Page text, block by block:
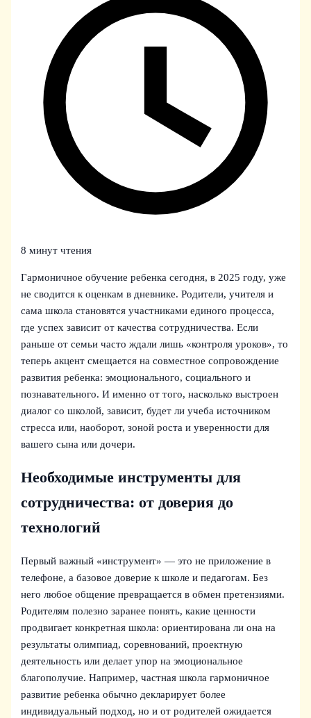
8 минут чтения
Гармоничное обучение ребенка сегодня, в 2025 году, уже
не сводится к оценкам в дневнике. Родители, учителя и
сама школа становятся участниками единого процесса,
где успех зависит от качества сотрудничества. Если
раньше от семьи часто ждали лишь «контроля уроков», то
теперь акцент смещается на совместное сопровождение
развития ребенка: эмоционального, социального и
познавательного. И именно от того, насколько выстроен
диалог со школой, зависит, будет ли учеба источником
стресса или, наоборот, зоной роста и уверенности для
вашего сына или дочери.
Необходимые инструменты для
сотрудничества: от доверия до
технологий
Первый важный «инструмент» — это не приложение в
телефоне, а базовое доверие к школе и педагогам. Без
него любое общение превращается в обмен претензиями.
Родителям полезно заранее понять, какие ценности
продвигает конкретная школа: ориентирована ли она на
результаты олимпиад, соревнований, проектную
деятельность или делает упор на эмоциональное
благополучие. Например, частная школа гармоничное
развитие ребенка обычно декларирует более
индивидуальный подход, но и от родителей ожидается